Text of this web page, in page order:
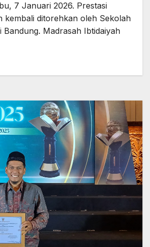
7 Januari 2026. Prestasi
kembali ditorehkan oleh Sekolah
Bandung. Madrasah Ibtidaiyah